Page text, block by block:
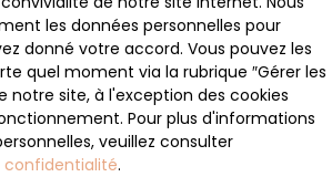
les données personnelles pour
donné votre accord. Vous pouvez les
quel moment via la rubrique ″Gérer les
notre site, à l'exception des cookies
Pour plus d'informations
veuillez consulter
.